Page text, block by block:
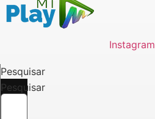
Instagram
Pesquisar
Pesquisar